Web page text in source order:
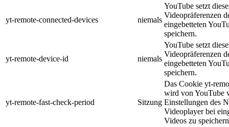
yt-remote-connected-devices niemals
YouTube setzt
Videopräferenzen
eingebetteten
speichern.
yt-remote-device-id niemals
YouTube setzt
Videopräferenzen
eingebetteten
speichern.
yt-remote-fast-check-period Sitzung
Das Cookie yt-
wird von YouTube
Einstellungen des
Videoplayer bei
Videos zu